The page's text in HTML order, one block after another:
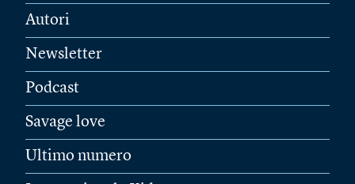
Autori
Newsletter
Podcast
Savage love
Ultimo numero